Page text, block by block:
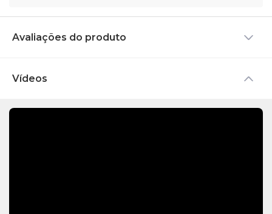
exponha sua peça
cortinas ou persianas para
permanecer em perfeito
Avaliações do produto
Vídeos